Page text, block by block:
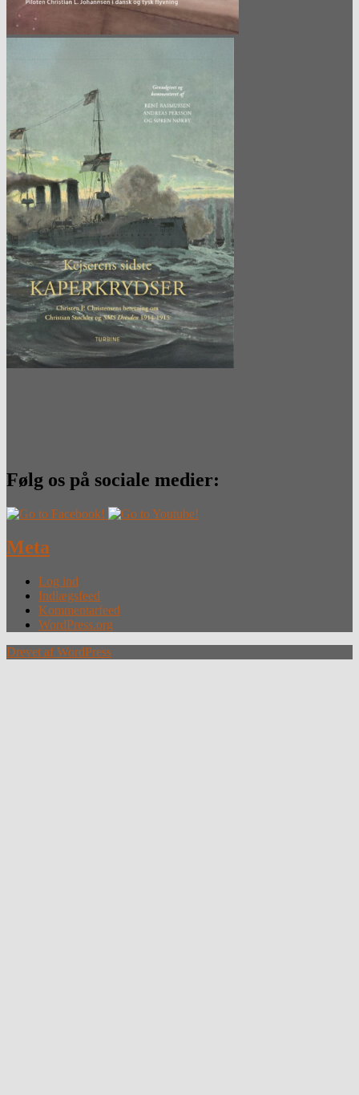
Følg os på sociale medier:
Meta
Log ind
Indlægsfeed
Kommentarfeed
WordPress.org
Drevet af WordPress